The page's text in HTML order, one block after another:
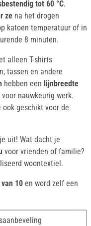
tot 60 °C.
ze na het drogen
katoen temperatuur of in
8 minuten.
alleen T-shirts
tassen en andere
hebben een lijnbreedte
nauwkeurig werk.
ook geschikt voor de
uit! Wat dacht je
voor vrienden of familie?
woontextiel.
10 en word zelf een